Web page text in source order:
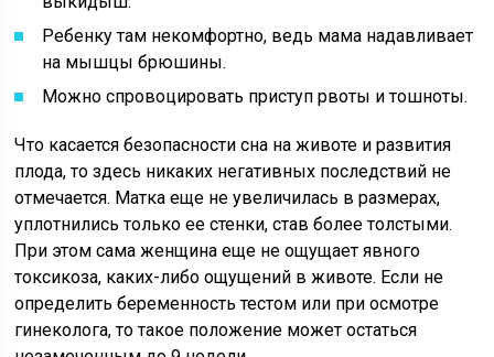
Ребенку там некомфортно, ведь мама надавливает
на мышцы брюшины.
Можно спровоцировать приступ рвоты и тошноты.
Что касается безопасности сна на животе и развития
плода, то здесь никаких негативных последствий не
отмечается. Матка еще не увеличилась в размерах,
уплотнились только ее стенки, став более толстыми.
При этом сама женщина еще не ощущает явного
токсикоза, каких-либо ощущений в животе. Если не
определить беременность тестом или при осмотре
гинеколога, то такое положение может остаться